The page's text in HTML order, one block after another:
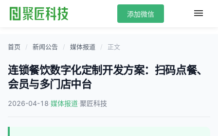
添加微信
首页 / 新闻公告 / 媒体报道 / 正文
连锁餐饮数字化定制开发方案：扫码点餐、
会员与多门店中台
2026-04-18·媒体报道·聚匠科技